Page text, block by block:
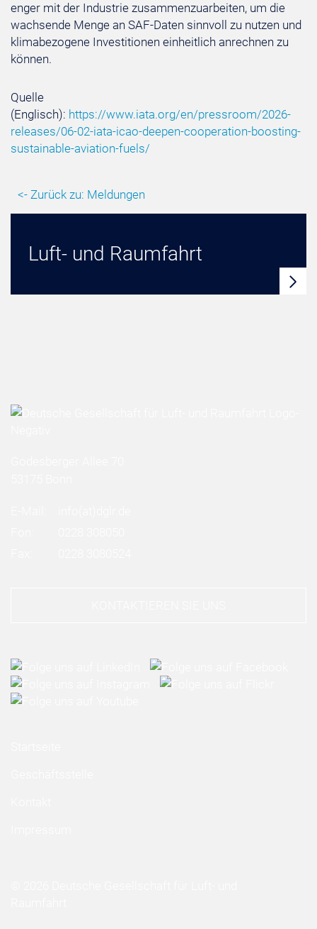
enger mit der Industrie zusammenzuarbeiten, um die
wachsende Menge an SAF-Daten sinnvoll zu nutzen und
klimabezogene Investitionen einheitlich anrechnen zu
können.
Quelle
(Englisch): https://www.iata.org/en/pressroom/2026-
releases/06-02-iata-icao-deepen-cooperation-boosting-
sustainable-aviation-fuels/
<- Zurück zu: Meldungen
Luft- und Raumfahrt